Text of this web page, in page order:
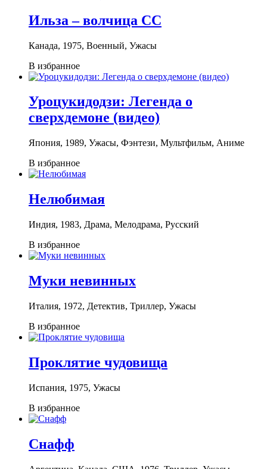
Ильза – волчица СС
Канада, 1975, Военный, Ужасы
В избранное
Уроцукидодзи: Легенда о
сверхдемоне (видео)
Япония, 1989, Ужасы, Фэнтези, Мультфильм, Аниме
В избранное
Нелюбимая
Индия, 1983, Драма, Мелодрама, Русский
В избранное
Муки невинных
Италия, 1972, Детектив, Триллер, Ужасы
В избранное
Проклятие чудовища
Испания, 1975, Ужасы
В избранное
Снафф